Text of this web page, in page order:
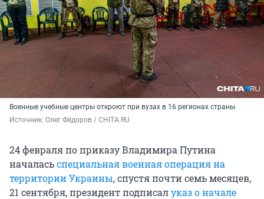
Военные учебные центры откроют при вузах в 16 регионах страны
Источник: Олег Фёдоров / CHITA.RU
24 февраля по приказу Владимира Путина
началасьспециальная военная операция на
территории Украины, спустя почти семь месяцев,
21 сентября, президент подписалуказ о начале